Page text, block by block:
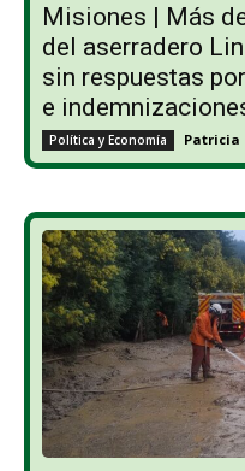
Misiones | Más
del aserradero
sin respuestas
e
Política y Economía Patricia